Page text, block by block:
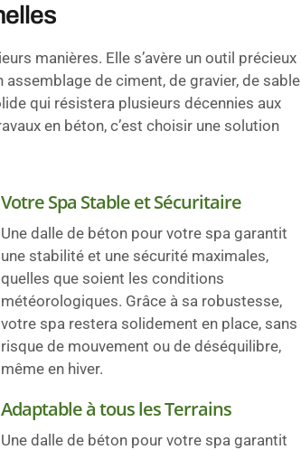
manières. Elle s’avère un outil précieux
de ciment, de gravier, de sable
qui résistera plusieurs décennies aux
en béton, c’est choisir une solution
Votre Spa Stable et Sécuritaire
Une dalle de béton pour votre spa garantit
une stabilité et une sécurité maximales,
quelles que soient les conditions
météorologiques. Grâce à sa robustesse,
votre spa restera solidement en place, sans
risque de mouvement ou de déséquilibre,
même en hiver.
Adaptable à tous les Terrains
Une dalle de béton pour votre spa garantit